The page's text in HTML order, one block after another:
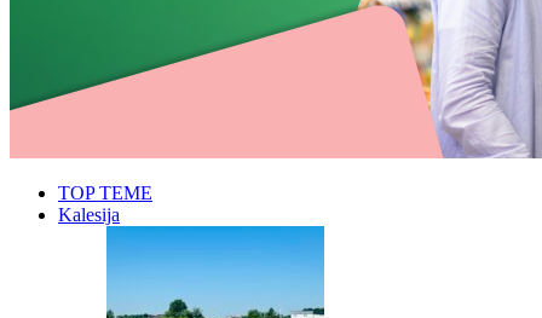
TOP TEME
Kalesija